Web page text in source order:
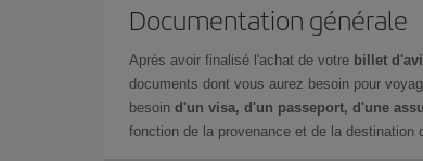
Documentation générale
Après avoir finalisé l'achat de votre billet
documents dont vous aurez besoin pour
besoin d'un visa, d'un passeport, d'une
fonction de la provenance et de la destination